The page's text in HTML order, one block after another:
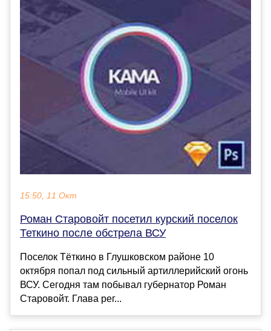
15:50, 11 Окт
Роман Старовойт посетил курский поселок
Теткино после обстрела ВСУ
Поселок Тёткино в Глушковском районе 10
октября попал под сильный артиллерийский огонь
ВСУ. Сегодня там побывал губернатор Роман
Старовойт. Глава рег...